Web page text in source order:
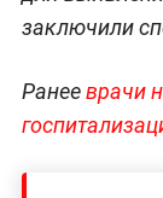
заключили
Ранееврачи